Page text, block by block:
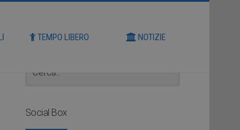
TEMPO LIBERO NOTIZIE
Social Box